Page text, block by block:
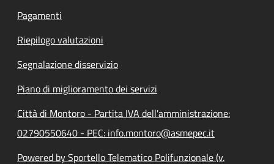
Pagamenti
Riepilogo valutazioni
Segnalazione disservizio
Piano di miglioramento dei servizi
Città di Montoro - Partita IVA dell'amministrazione:
02790550640 - PEC: info.montoro@asmepec.it
Powered by Sportello Telematico Polifunzionale (v.